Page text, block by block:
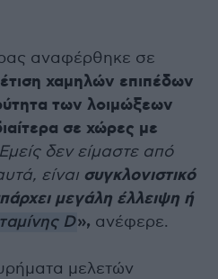
αναφέρθηκε σε
χαμηλών επιπέδων
των λοιμώξεων
σε χώρες με
Εμείς δεν είμαστε από
είναι συγκλονιστικό
μεγάλη έλλειψη ή
D», ανέφερε.
μελετών